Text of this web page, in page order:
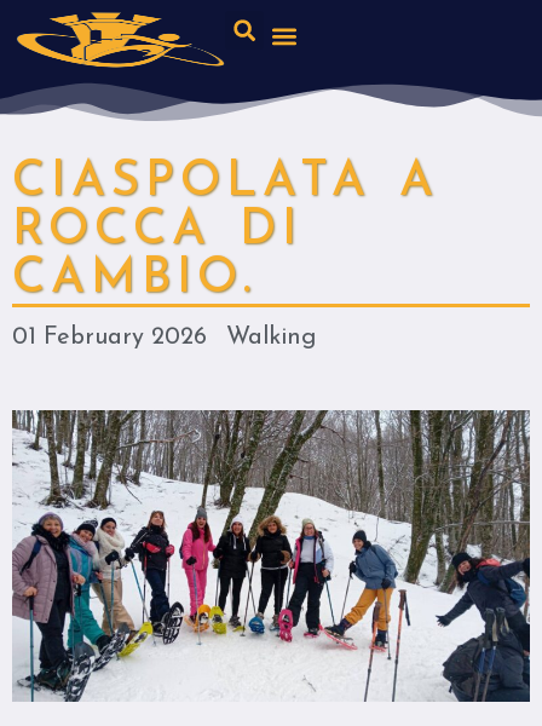
CIASPOLATA A
ROCCA DI
CAMBIO.
01 February 2026 Walking